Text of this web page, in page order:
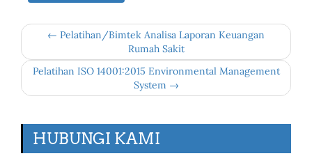
← Pelatihan/Bimtek Analisa Laporan Keuangan
Rumah Sakit
Pelatihan ISO 14001:2015 Environmental Management
System →
HUBUNGI KAMI